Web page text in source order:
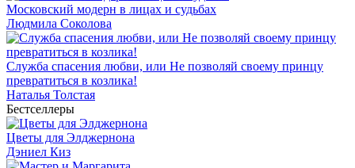
Московский модерн в лицах и судьбах
Людмила Соколова
Служба спасения любви, или Не позволяй своему принцу
превратиться в козлика!
Наталья Толстая
Бестселлеры
Цветы для Элджернона
Дэниел Киз